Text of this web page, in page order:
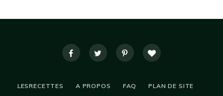
LESRECETTES A PROPOS FAQ PLAN DE SITE